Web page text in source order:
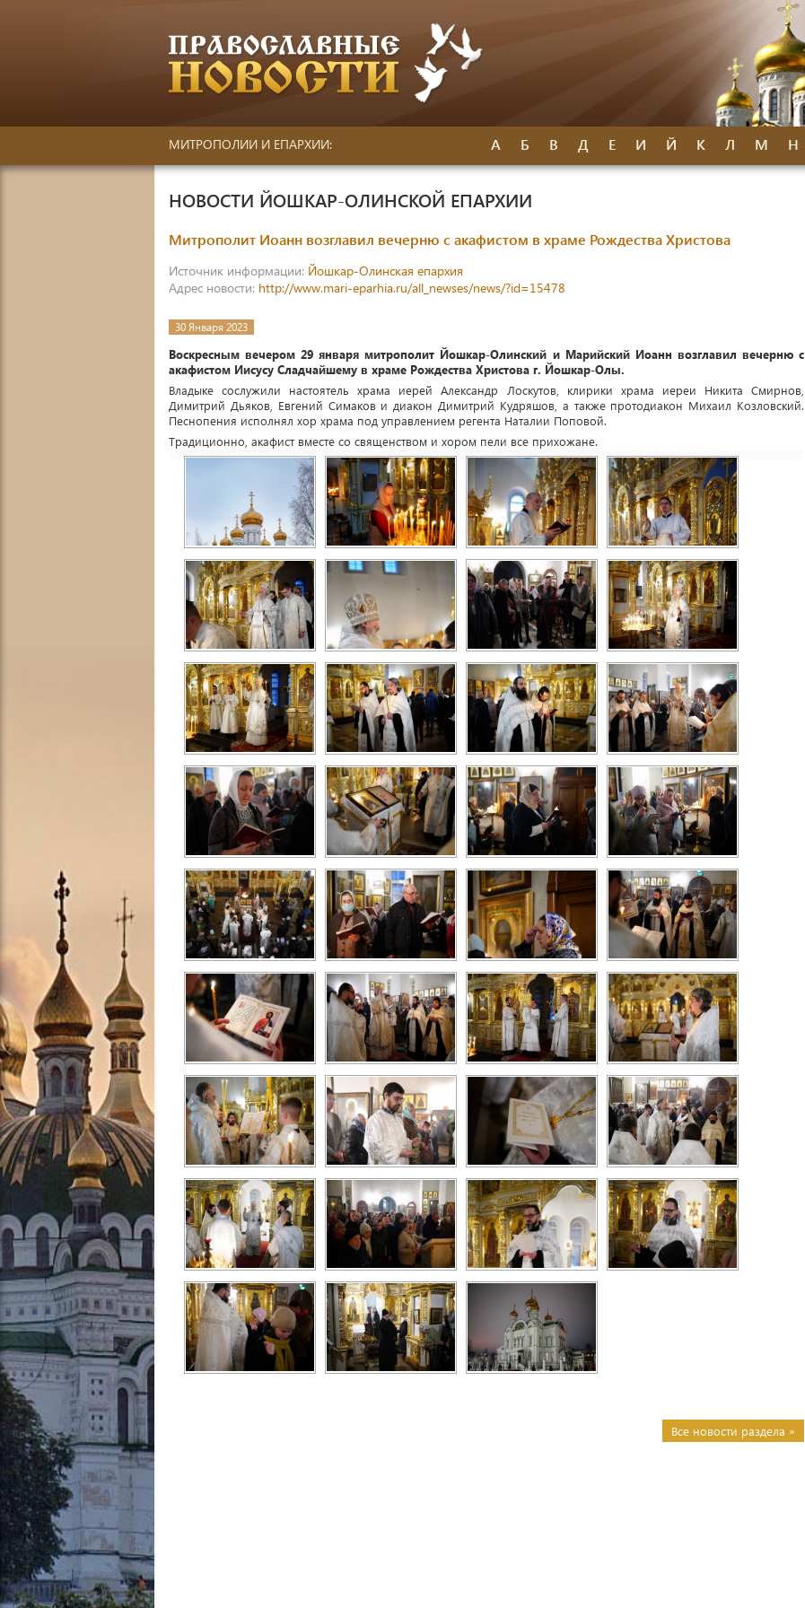
МИТРОПОЛИИ И ЕПАРХИИ: А Б В Д Е И Й К Л М Н
НОВОСТИ ЙОШКАР-ОЛИНСКОЙ ЕПАРХИИ
Митрополит Иоанн возглавил вечерню с акафистом в храме Рождества Христова
Источник информации: Йошкар-Олинская епархия
Адрес новости: http://www.mari-eparhia.ru/all_newses/news/?id=15478
30 Января 2023
Воскресным вечером 29 января митрополит Йошкар-Олинский и Марийский Иоанн возглавил вечерню с
акафистом Иисусу Сладчайшему в храме Рождества Христова г. Йошкар-Олы.
Владыке сослужили настоятель храма иерей Александр Лоскутов, клирики храма иереи Никита Смирнов,
Димитрий Дьяков, Евгений Симаков и диакон Димитрий Кудряшов, а также протодиакон Михаил Козловский.
Песнопения исполнял хор храма под управлением регента Наталии Поповой.
Традиционно, акафист вместе со священством и хором пели все прихожане.
Все новости раздела »